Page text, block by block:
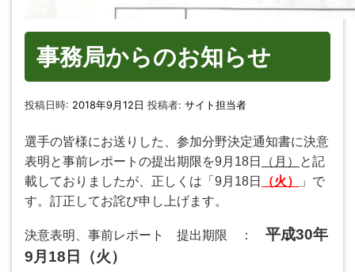
事務局からのお知らせ
投稿日時: 2018年9月12日 投稿者: サイト担当者
選手の皆様にお送りした、参加分野決定通知書に決意
表明と事前レポートの提出期限を9月18日
（月）
と記
載しておりましたが、 正しくは「9月18日 （火）
」で
す。訂正してお詫び申し上げます。
決意表明、事前レポート 提出期限 ： 平成30年
9月18日（火）